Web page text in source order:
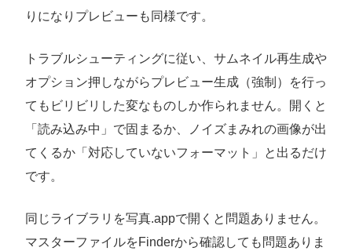
りになりプレビューも同様です。
トラブルシューティングに従い、サムネイル再生成や
オプション押しながらプレビュー生成（強制）を行っ
てもビリビリした変なものしか作られません。開くと
「読み込み中」で固まるか、ノイズまみれの画像が出
てくるか「対応していないフォーマット」と出るだけ
です。
同じライブラリを写真.appで開くと問題ありません。
マスターファイルをFinderから確認しても問題ありま